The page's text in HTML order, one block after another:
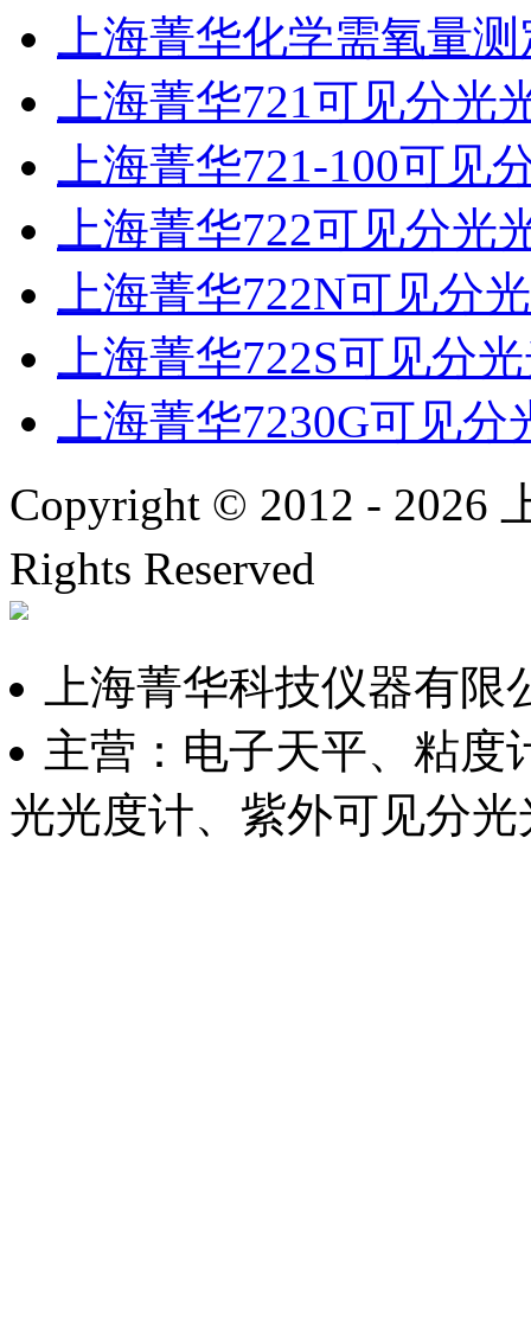
上海菁华化学需氧量
上海菁华721可见分光
上海菁华721-100可见
上海菁华722可见分光
上海菁华722N可见分
上海菁华722S可见分
上海菁华7230G可见
Copyright © 2012 - 2026
Rights Reserved
上海菁华科技仪器有
主营：电子天平、粘度
光光度计、紫外可见分光